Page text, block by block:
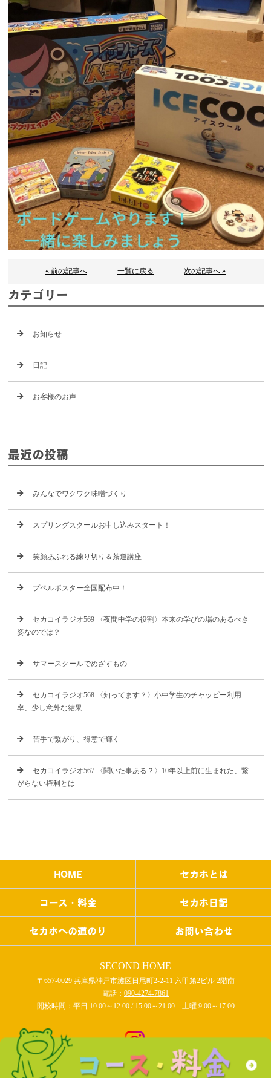
« 前の記事へ 一覧に戻る 次の記事へ »
カテゴリー
お知らせ
日記
お客様のお声
最近の投稿
みんなでワクワク味噌づくり
スプリングスクールお申し込みスタート！
笑顔あふれる練り切り＆茶道講座
プペルポスター全国配布中！
セカコイラジオ569 〈夜間中学の役割〉本来の学びの場のあるべき
姿なのでは？
サマースクールでめざすもの
セカコイラジオ568 〈知ってます？〉小中学生のチャッピー利用
率、少し意外な結果
苦手で繋がり、得意で輝く
セカコイラジオ567 〈聞いた事ある？〉10年以上前に生まれた、繋
がらない権利とは
HOME セカホとは
コース・料金 セカホ日記
セカホへの道のり お問い合わせ
SECOND HOME
〒657-0029 兵庫県神戸市灘区日尾町2-2-11 六甲第2ビル 2階南
電話： 090-4274-7861
開校時間：平日 10:00～12:00 / 15:00～21:00 土曜 9:00～17:00
COPYRIGHT © SECOND HOME All rights reserved.